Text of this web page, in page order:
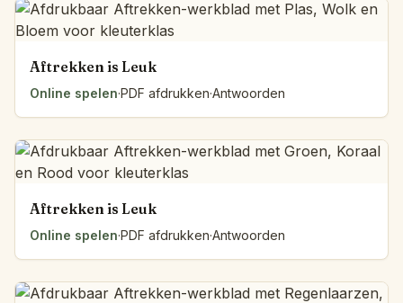
Aftrekken is Leuk
Online spelen·PDF afdrukken·Antwoorden
Aftrekken is Leuk
Online spelen·PDF afdrukken·Antwoorden